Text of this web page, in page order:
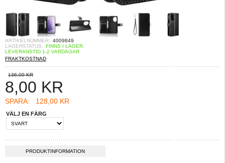
ARTIKELNUMMER: 4009849
LAGERSTATUS: FINNS I LAGER.
LEVERANSTID 1-2 VARDAGAR
FRAKTKOSTNAD
136,00 KR
8,00 KR
SPARA: 128,00 KR
VÄLJ EN FÄRG
PRODUKTINFORMATION